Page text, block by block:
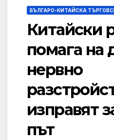
БЪЛГАРО-КИТАЙСКА
Китайски
помага на
нервно
изправят
път